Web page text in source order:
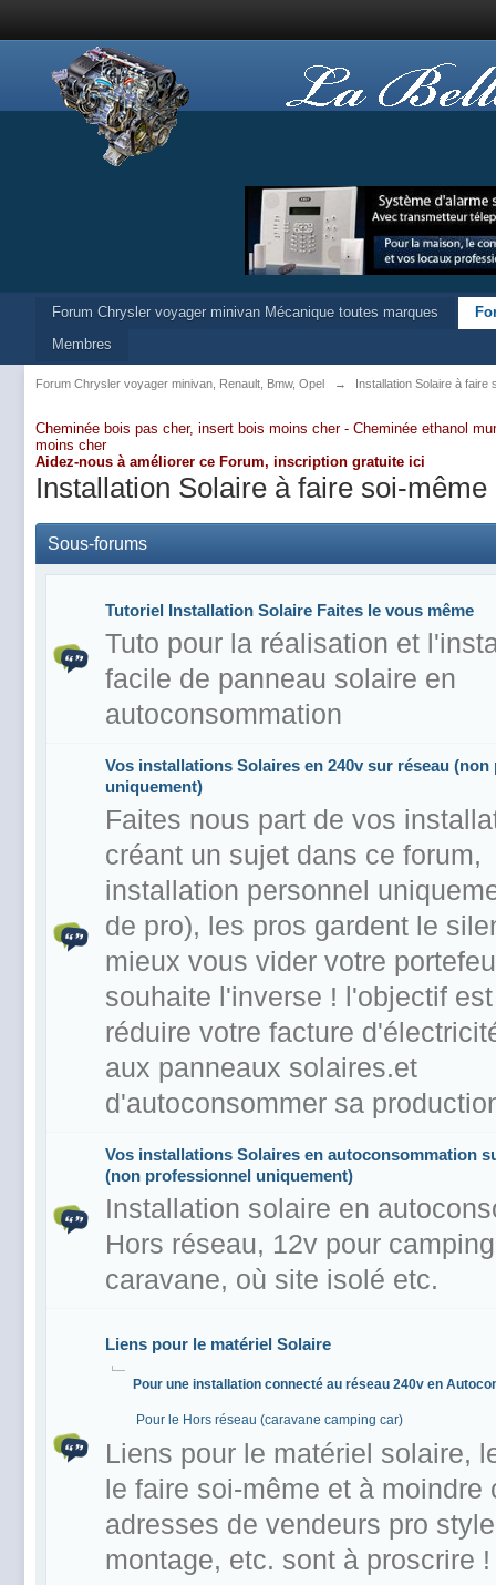
Forum Chrysler voyager minivan Mécanique toutes marques
Membres
Forum Chrysler voyager minivan, Renault, Bmw, Opel → Installation Solaire à faire
Cheminée bois pas cher, insert bois moins cher - Cheminée ethanol
moins cher
Aidez-nous à améliorer ce Forum, inscription gratuite ici
Installation Solaire à faire soi-même
Sous-forums
Tutoriel Installation Solaire Faites le vous même
Tuto pour la réalisation et
facile de panneau solaire en
autoconsommation
Vos installations Solaires en 240v sur réseau
uniquement)
Faites nous part de vos
créant un sujet dans ce forum,
installation personnel
de pro), les pros gardent le
mieux vous vider votre
souhaite l'inverse ! l'objectif
réduire votre facture
aux panneaux solaires.et
d'autoconsommer sa
Vos installations Solaires en autoconsommation
(non professionnel uniquement)
Installation solaire en
Hors réseau, 12v pour
caravane, où site isolé etc.
Liens pour le matériel Solaire
Pour une installation connecté au réseau 240v en
Pour le Hors réseau (caravane camping car)
Liens pour le matériel solaire,
le faire soi-même et à moindre
adresses de vendeurs pro
montage, etc. sont à proscrire !